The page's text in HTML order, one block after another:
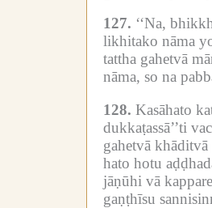
127. ‘‘Na,
likhitako nāma
tattha gahetvā
nāma, so na
128. Kasāhato
dukkaṭassā’’ti
gahetvā khāditvā
hato hotu
jāṇūhi vā
gaṇṭhīsu